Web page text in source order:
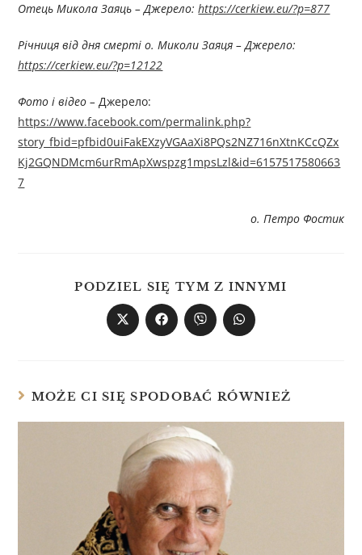
Отець Микола Заяць – Джерелo:https://cerkiew.eu/?p=877
Річниця від дня смерті о. Миколи Заяця – Джерелo:
https://cerkiew.eu/?p=12122
Фото і відео – Джерелo:
https://www.facebook.com/permalink.php?
story_fbid=pfbid0uiFakEXzyVGAaXi8PQs2NZ716nXtnKCcQZx
Kj2GQNDMcm6urRmApXwspzg1mpsLzl&id=6157517580663
7
о. Петро Фостик
PODZIEL SIĘ TYM Z INNYMI
MOŻE CI SIĘ SPODOBAĆ RÓWNIEŻ